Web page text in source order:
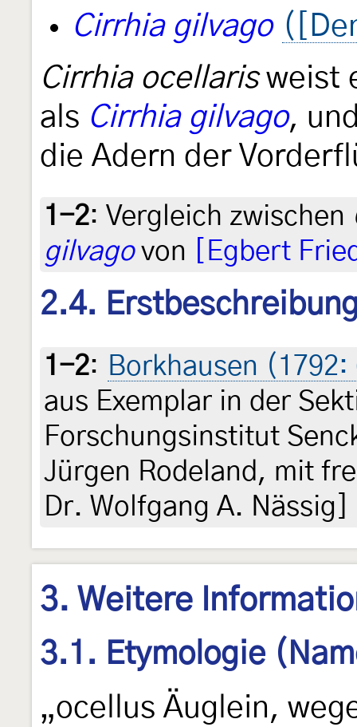
Cirrhia gilvago
Cirrhia ocellarisweist
als Cirrhia gilvago,
die Adern der
1-2: Vergleich zwischen
gilvagovon [Egbert
2.4.
1-2: Borkhausen
aus Exemplar in der
Forschungsinstitut
Jürgen Rodeland, mit
Dr. Wolfgang A. Nässig]
3. Weitere
3.1. Etymologie
„ocellus Äuglein,